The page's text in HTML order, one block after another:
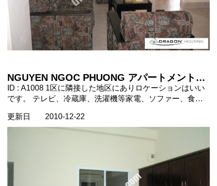
更新日 2010-12-22
NGUYEN NGOC PHUONG アパートメント
ビンタン区 ホーチミン市 ベトナム 不動
産
ID : A1008 1区に隣接した地区にありロケーションはいい
です。 テレビ、冷蔵庫、洗濯機等家電、ソファー、食
もいいです。 NGUYEN NGOC PHUONG アパートメン
ト ビンタン区 ホーチミン市 ベトナム 不動産